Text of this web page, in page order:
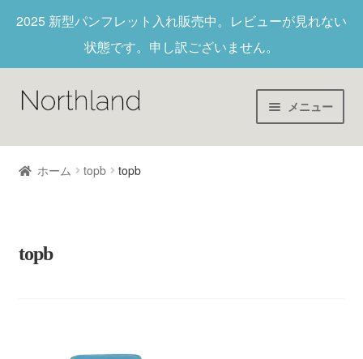
2025 新型パンフレット入れ販売中。レビューが見れない
状態です。申し訳ございません。
メニュー
Home
ヌメ革
ホーム topb topb
topb